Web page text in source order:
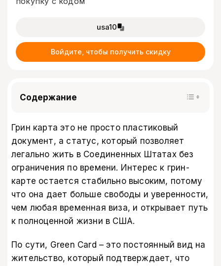
usa10
Войдите, чтобы получить скидку
Содержание
Грин карта это не просто пластиковый
документ, а статус, который позволяет
легально жить в Соединенных Штатах без
ограничения по времени. Интерес к грин-
карте остается стабильно высоким, потому
что она дает больше свободы и уверенности,
чем любая временная виза, и открывает путь
к полноценной жизни в США.
По сути, Green Card – это постоянный вид на
жительство, который подтверждает, что